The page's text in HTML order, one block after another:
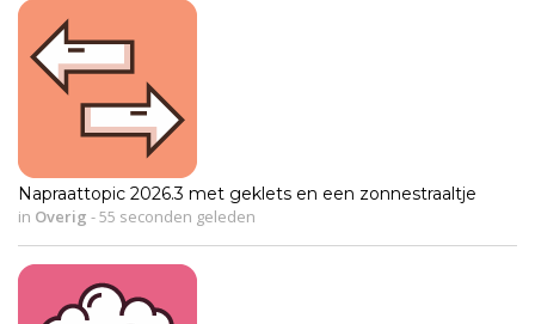
Napraattopic 2026.3 met geklets en een zonnestraaltje
in Overig -55 seconden geleden